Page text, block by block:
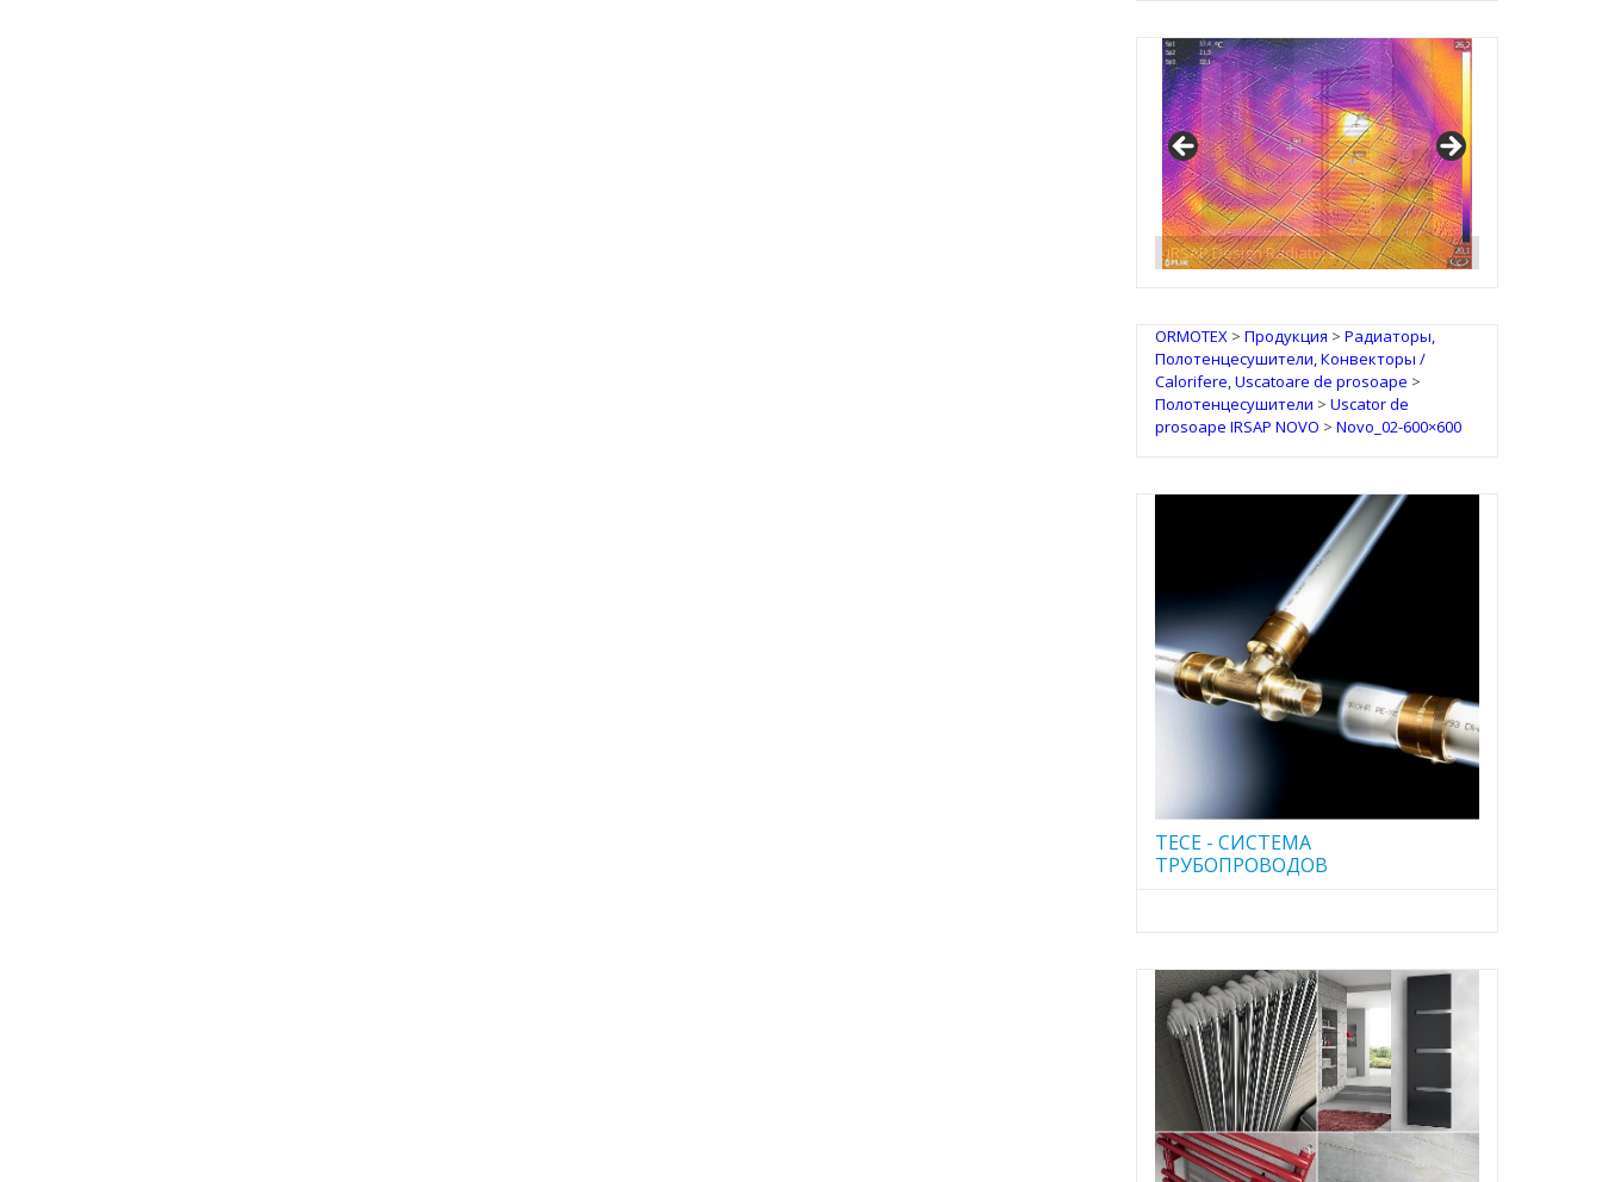
IRSAP Design Radiators
ORMOTEX> Продукция > Радиаторы,
Полотенцесушители, Конвекторы /
Calorifere, Uscatoare de prosoape >
Полотенцесушители > Uscator de
prosoape IRSAP NOVO > Novo_02-600×600
TECE - CИСТЕМА
ТРУБОПРОВОДОВ